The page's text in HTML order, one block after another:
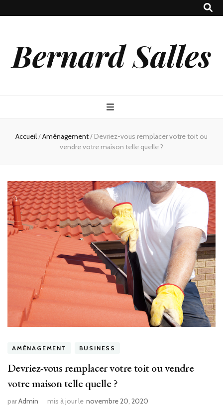
Bernard Salles
Accueil/Aménagement/ Devriez-vous remplacer votre toit ou
vendre votre maison telle quelle ?
AMÉNAGEMENT BUSINESS
Devriez-vous remplacer votre toit ou vendre
votre maison telle quelle ?
parAdmin mis à jour le novembre 20, 2020